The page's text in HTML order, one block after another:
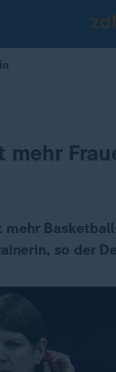
mehr
so der